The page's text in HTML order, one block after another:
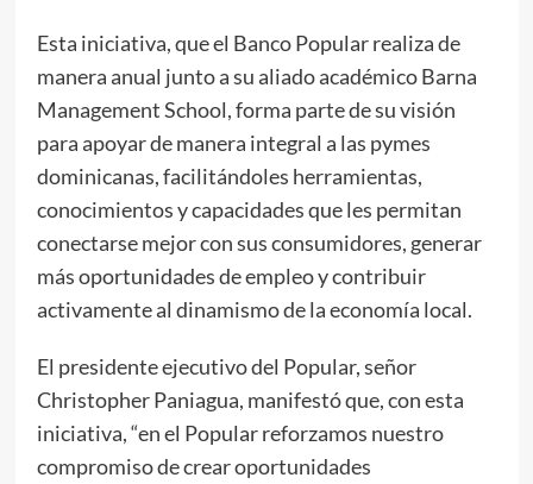
Esta iniciativa, que el Banco Popular realiza de
manera anual junto a su aliado académico Barna
Management School, forma parte de su visión
para apoyar de manera integral a las pymes
dominicanas, facilitándoles herramientas,
conocimientos y capacidades que les permitan
conectarse mejor con sus consumidores, generar
más oportunidades de empleo y contribuir
activamente al dinamismo de la economía local.
El presidente ejecutivo del Popular, señor
Christopher Paniagua, manifestó que, con esta
iniciativa, “en el Popular reforzamos nuestro
compromiso de crear oportunidades